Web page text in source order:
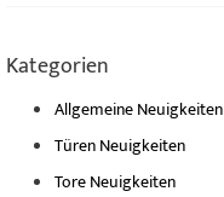
Kategorien
Allgemeine Neuigkeiten
Türen Neuigkeiten
Tore Neuigkeiten